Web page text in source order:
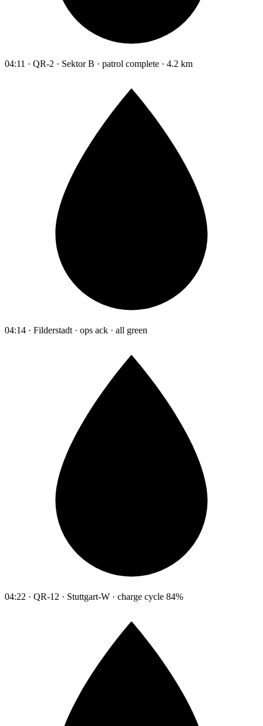
04:11 · QR-2 · Sektor B · patrol complete · 4.2 km
04:14 · Filderstadt · ops ack · all green
04:22 · QR-12 · Stuttgart-W · charge cycle 84%